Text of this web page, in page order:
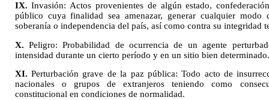
IX. Invasión: Actos provenientes de algún estado,
público cuya finalidad sea amenazar, generar cualquier
soberanía o independencia del país, así como contra su integridad
X. Peligro: Probabilidad de ocurrencia de un agente
intensidad durante un cierto período y en un sitio bien determinado.
XI. Perturbación grave de la paz pública: Todo acto de
nacionales o grupos de extranjeros teniendo como
constitucional en condiciones de normalidad.